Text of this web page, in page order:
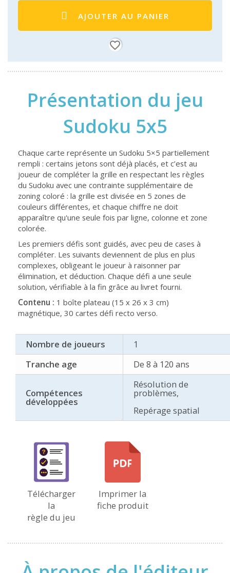
AJOUTER AU PANIER
favorite_border
Présentation du jeu
Sudoku 5x5
Chaque carte représente un Sudoku 5×5 partiellement
rempli : certains jetons sont déjà placés, et c’est au
joueur de compléter la grille en respectant les règles
du Sudoku avec une contrainte supplémentaire de
zoning coloré : la grille est divisée en 5 zones de
couleurs différentes, et chaque chiffre ne doit
apparaître qu'une seule fois par ligne, colonne et zone
colorée.
Les premiers défis sont guidés, avec peu de cases à
compléter. Les suivants deviennent de plus en plus
complexes, obligeant le joueur à raisonner par
élimination, et déduction. Chaque défi a une seule
solution, vérifiable à la fin grâce au livret fourni.
Contenu : 1 boîte plateau (15 x 26 x 3 cm)
magnétique, 30 cartes défi recto verso.
Nombre de joueurs
1
Tranche age
De 8 à 120 ans
Compétences
développées
Résolution de
problèmes,
Repérage spatial
Télécharger
la
règle du jeu
Imprimer la
fiche produit